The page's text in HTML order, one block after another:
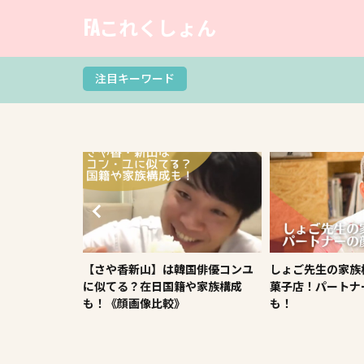
FAこれくしょん
注目キーワード
しょご先生の家族構成！両親は洋
菓子店！パートナーの【顔画像】
も！
【八木かなえの
め匂わせの彼氏